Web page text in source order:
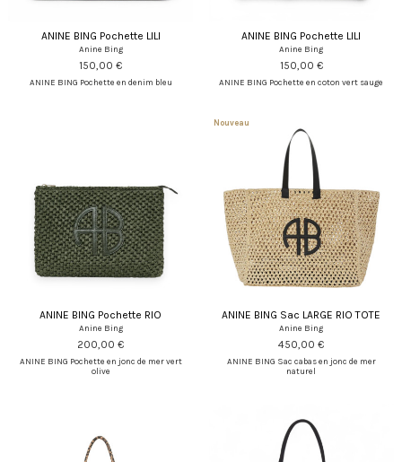
ANINE BING Pochette LILI
Anine Bing
150,00 €
ANINE BING Pochette en denim bleu
ANINE BING Pochette LILI
Anine Bing
150,00 €
ANINE BING Pochette en coton vert sauge
ANINE BING Pochette RIO
Anine Bing
200,00 €
ANINE BING Pochette en jonc de mer vert
olive
Nouveau
ANINE BING Sac LARGE RIO TOTE
Anine Bing
450,00 €
ANINE BING Sac cabas en jonc de mer
naturel